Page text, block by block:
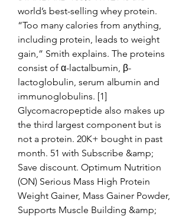
world’s best-selling whey protein.
“Too many calories from anything,
including protein, leads to weight
gain,” Smith explains. The proteins
consist of α-lactalbumin, β-
lactoglobulin, serum albumin and
immunoglobulins. [1]
Glycomacropeptide also makes up
the third largest component but is
not a protein. 20K+ bought in past
month. 51 with Subscribe &amp;
Save discount. Optimum Nutrition
(ON) Serious Mass High Protein
Weight Gainer, Mass Gainer Powder,
Supports Muscle Building &amp;